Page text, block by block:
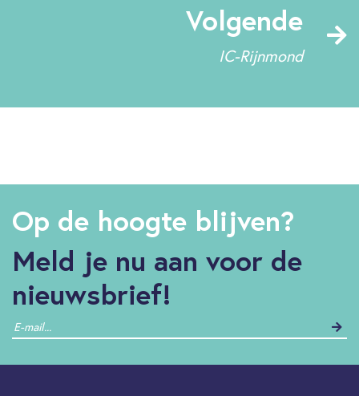
Volgende
IC-Rijnmond
Op de hoogte blijven?
Meld je nu aan voor de
nieuwsbrief!